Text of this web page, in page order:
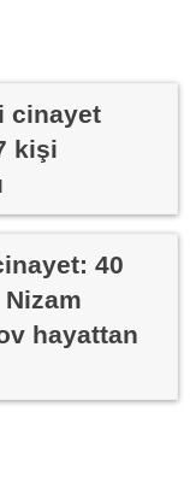
cinayet
kişi
40
Nizam
hayattan